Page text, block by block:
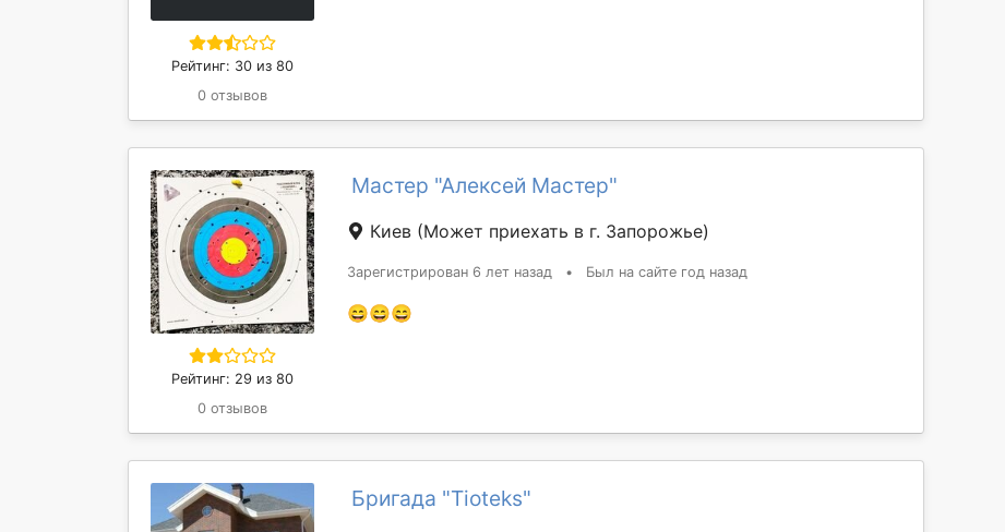
Рейтинг: 30 из 80
0 отзывов
Рейтинг: 29 из 80
0 отзывов
Мастер "Алексей Мастер"
Киев (Может приехать в г. Запорожье)
Зарегистрирован 6 лет назад • Был на сайте год назад
😄😄😄
Бригада "Tioteks"